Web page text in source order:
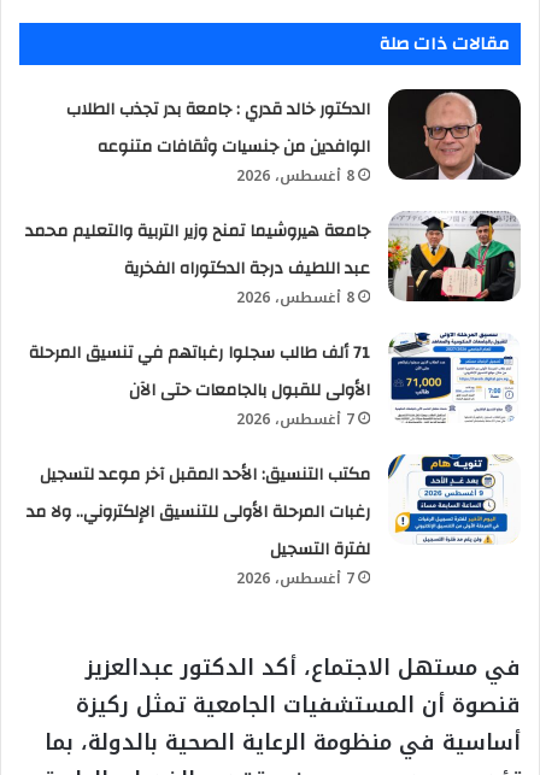
مقالات ذات صلة
الدكتور خالد قدري : جامعة بدر تجذب الطلاب
الوافدين من جنسيات وثقافات متنوعه
8 أغسطس، 2026
جامعة هيروشيما تمنح وزير التربية والتعليم محمد
عبد اللطيف درجة الدكتوراه الفخرية
8 أغسطس، 2026
71 ألف طالب سجلوا رغباتهم في تنسيق المرحلة
الأولى للقبول بالجامعات حتى الآن
7 أغسطس، 2026
مكتب التنسيق: الأحد المقبل آخر موعد لتسجيل
رغبات المرحلة الأولى للتنسيق الإلكتروني.. ولا مد
لفترة التسجيل
7 أغسطس، 2026
في مستهل الاجتماع، أكد الدكتور عبدالعزيز
قنصوة أن المستشفيات الجامعية تمثل ركيزة
أساسية في منظومة الرعاية الصحية بالدولة، بما